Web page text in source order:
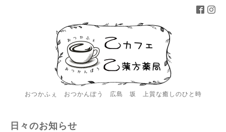
おつかふぇ おつかんぽう 広島 坂 上質な癒しのひと時
日々のお知らせ